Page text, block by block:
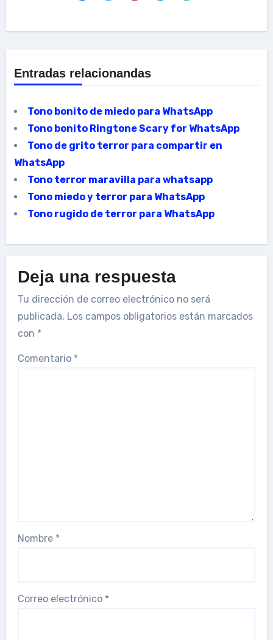
Entradas relacionandas
Tono bonito de miedo para WhatsApp
Tono bonito Ringtone Scary for WhatsApp
Tono de grito terror para compartir en
WhatsApp
Tono terror maravilla para whatsapp
Tono miedo y terror para WhatsApp
Tono rugido de terror para WhatsApp
Deja una respuesta
Tu dirección de correo electrónico no será
publicada. Los campos obligatorios están marcados
con *
Comentario *
Nombre *
Correo electrónico *